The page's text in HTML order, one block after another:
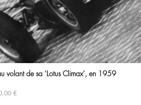
volant de sa ‘Lotus Climax’, en 1959
€